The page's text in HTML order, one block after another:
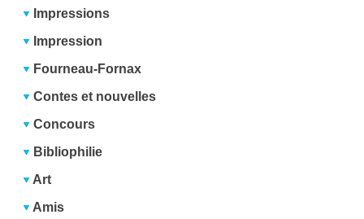
Impressions
Impression
Fourneau-Fornax
Contes et nouvelles
Concours
Bibliophilie
Art
Amis